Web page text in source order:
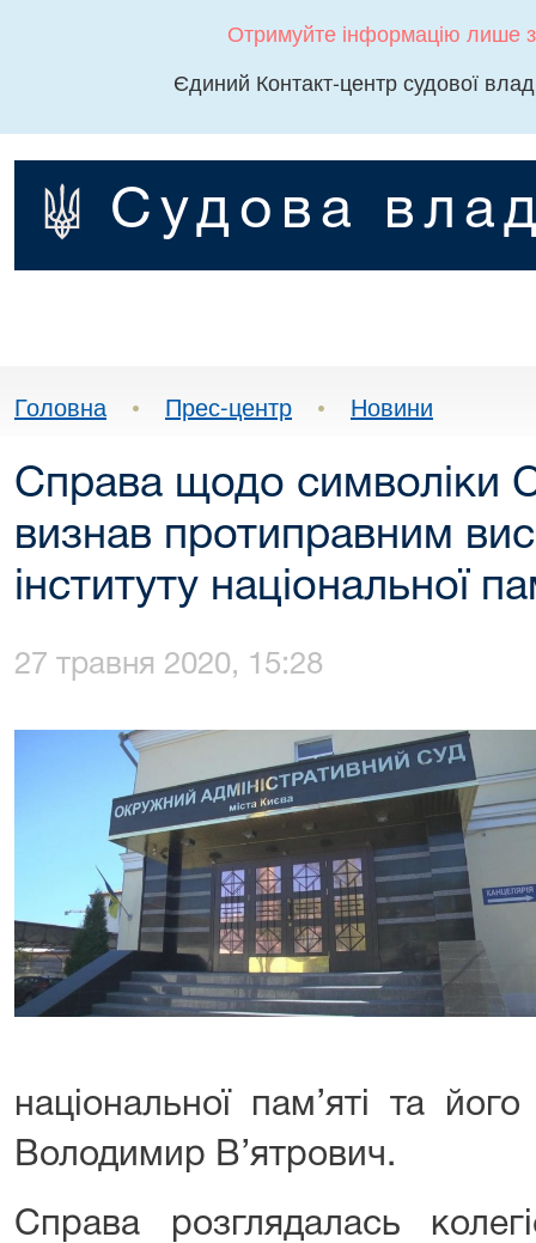
Отримуйте інформацію лише
Єдиний Контакт-центр судової
Судова
Головна • Прес-центр • Новини
Справа щодо символіки
визнав протиправним
інституту національної
27 травня 2020, 15:28
національної пам’яті та
Володимир В’ятрович.
Справа розглядалась